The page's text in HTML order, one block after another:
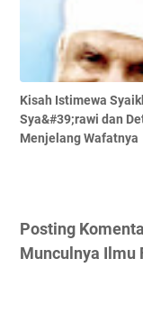
Kisah Istimewa
Sya&#39;rawi dan
Menjelang Wafatnya
Posting
Munculnya Ilmu